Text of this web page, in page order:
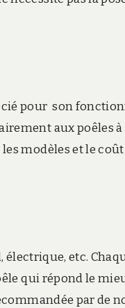
pour son
aux poêles à
modèles et le coût
etc.
qui répond le
par de